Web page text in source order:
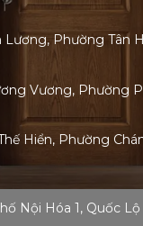
Lương, Phường Tân
Vương, Phường
Hiển, Phường
Nội Hóa 1, Quốc